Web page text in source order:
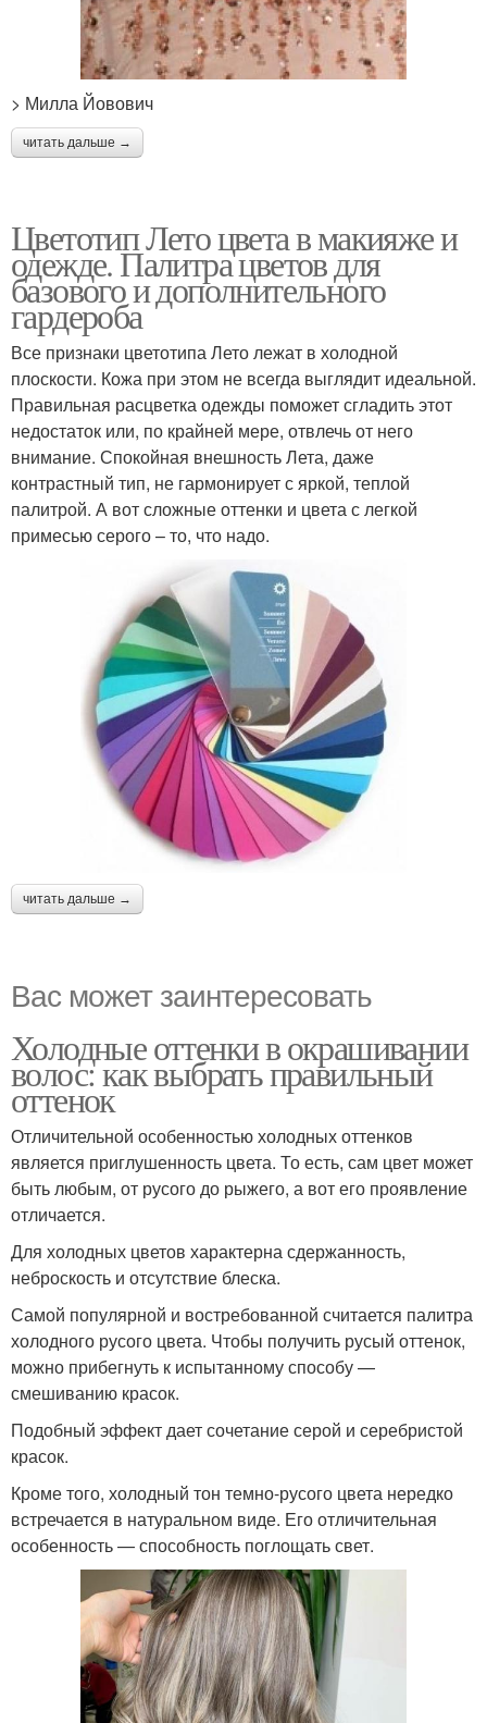
> Милла Йовович
читать дальше →
Цветотип Лето цвета в макияже и
одежде. Палитра цветов для
базового и дополнительного
гардероба
Все признаки цветотипа Лето лежат в холодной
плоскости. Кожа при этом не всегда выглядит идеальной.
Правильная расцветка одежды поможет сгладить этот
недостаток или, по крайней мере, отвлечь от него
внимание. Спокойная внешность Лета, даже
контрастный тип, не гармонирует с яркой, теплой
палитрой. А вот сложные оттенки и цвета с легкой
примесью серого – то, что надо.
читать дальше →
Вас может заинтересовать
Холодные оттенки в окрашивании
волос: как выбрать правильный
оттенок
Отличительной особенностью холодных оттенков
является приглушенность цвета. То есть, сам цвет может
быть любым, от русого до рыжего, а вот его проявление
отличается.
Для холодных цветов характерна сдержанность,
неброскость и отсутствие блеска.
Самой популярной и востребованной считается палитра
холодного русого цвета. Чтобы получить русый оттенок,
можно прибегнуть к испытанному способу —
смешиванию красок.
Подобный эффект дает сочетание серой и серебристой
красок.
Кроме того, холодный тон темно-русого цвета нередко
встречается в натуральном виде. Его отличительная
особенность — способность поглощать свет.